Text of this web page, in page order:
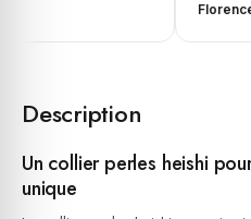
Florence
Description
Un collier perles heishi
unique